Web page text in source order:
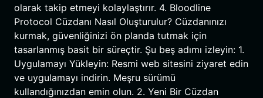
olarak takip etmeyi kolaylaştırır. 4. Bloodline
Protocol Cüzdanı Nasıl Oluşturulur? Cüzdanınızı
kurmak, güvenliğinizi ön planda tutmak için
tasarlanmış basit bir süreçtir. Şu beş adımı izleyin: 1.
Uygulamayı Yükleyin: Resmi web sitesini ziyaret edin
ve uygulamayı indirin. Meşru sürümü
kullandığınızdan emin olun. 2. Yeni Bir Cüzdan